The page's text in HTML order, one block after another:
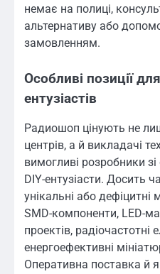
немає на полиці,
альтернативу або
замовленням.
Особливі позиції
ентузіастів
Радиошоп цінують не
центрів, а й викладачі
вимогливі розробники
DIY-ентузіасти. Досить
унікальні або дефіцитні
SMD-компоненти, LED-
проектів, радіочастотні
енергоефективні
Оперативна поставка й